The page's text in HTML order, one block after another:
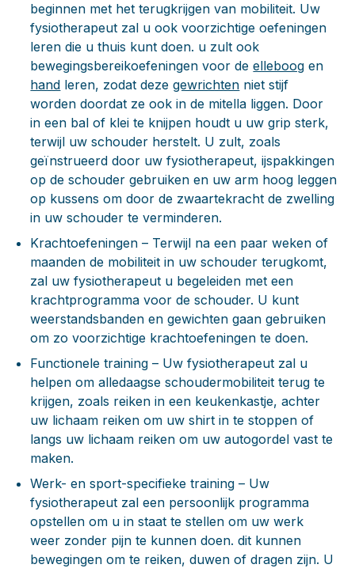
beginnen met het terugkrijgen van mobiliteit. Uw
fysiotherapeut zal u ook voorzichtige oefeningen
leren die u thuis kunt doen. u zult ook
bewegingsbereikoefeningen voor deelleboog en
hand leren, zodat dezegewrichten niet stijf
worden doordat ze ook in de mitella liggen. Door
in een bal of klei te knijpen houdt u uw grip sterk,
terwijl uw schouder herstelt. U zult, zoals
geïnstrueerd door uw fysiotherapeut, ijspakkingen
op de schouder gebruiken en uw arm hoog leggen
op kussens om door de zwaartekracht de zwelling
in uw schouder te verminderen.
Krachtoefeningen – Terwijl na een paar weken of
maanden de mobiliteit in uw schouder terugkomt,
zal uw fysiotherapeut u begeleiden met een
krachtprogramma voor de schouder. U kunt
weerstandsbanden en gewichten gaan gebruiken
om zo voorzichtige krachtoefeningen te doen.
Functionele training – Uw fysiotherapeut zal u
helpen om alledaagse schoudermobiliteit terug te
krijgen, zoals reiken in een keukenkastje, achter
uw lichaam reiken om uw shirt in te stoppen of
langs uw lichaam reiken om uw autogordel vast te
maken.
Werk- en sport-specifieke training – Uw
fysiotherapeut zal een persoonlijk programma
opstellen om u in staat te stellen om uw werk
weer zonder pijn te kunnen doen. dit kunnen
bewegingen om te reiken, duwen of dragen zijn. U